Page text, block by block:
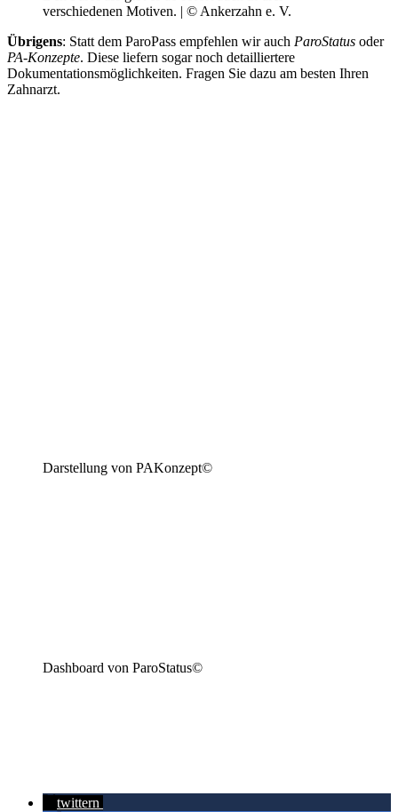
verschiedenen Motiven. | © Ankerzahn e. V.
Übrigens: Statt dem ParoPass empfehlen wir auch ParoStatus oder
PA-Konzepte. Diese liefern sogar noch detailliertere
Dokumentationsmöglichkeiten. Fragen Sie dazu am besten Ihren
Zahnarzt.
Darstellung von PAKonzept©
Dashboard von ParoStatus©
twittern